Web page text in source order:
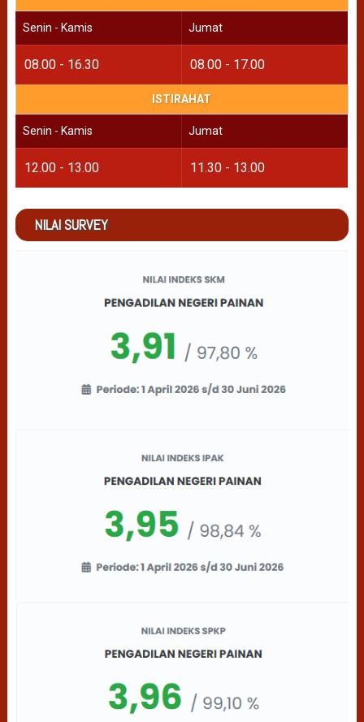
Senin - Kamis Jumat
08.00 - 16.30 08.00 - 17.00
ISTIRAHAT
Senin - Kamis Jumat
12.00 - 13.00 11.30 - 13.00
NILAI SURVEY